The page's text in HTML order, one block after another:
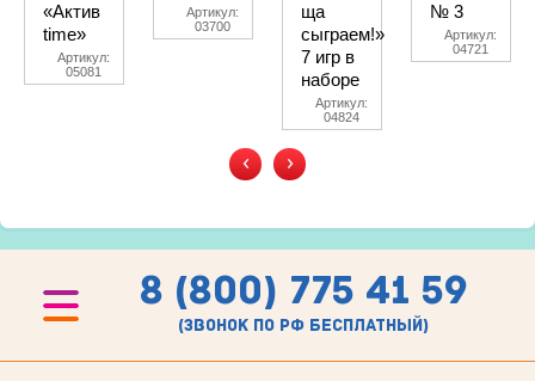
«Актив
time»
Артикул:
05081
Артикул:
03700
ща
сыграем!»
7 игр в
наборе
Артикул:
04824
№ 3
Артикул:
04721
‹ ›
8 (800) 775 41 59
(звонок по рф бесплатный)